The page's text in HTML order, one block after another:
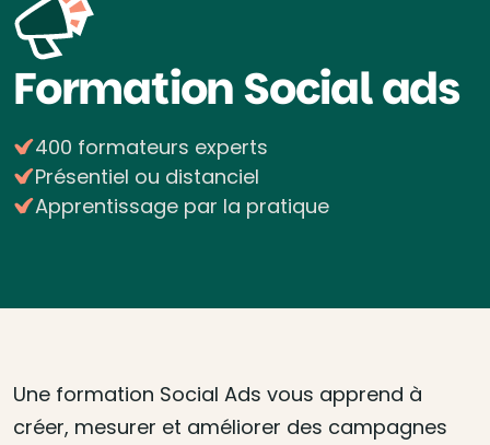
FormationSocial ads
400 formateurs experts
Présentiel ou distanciel
Apprentissage par la pratique
Une formation Social Ads vous apprend à
créer, mesurer et améliorer des campagnes